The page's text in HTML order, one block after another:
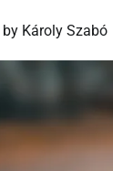
by Károly Szabó